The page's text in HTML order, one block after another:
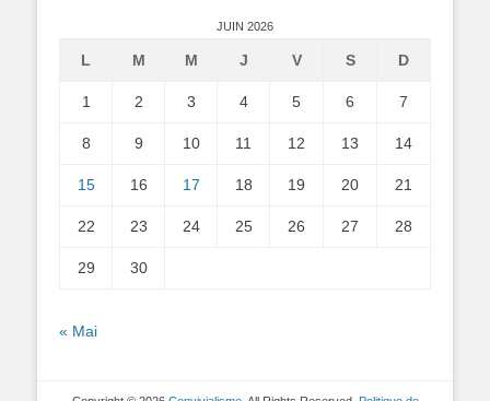
JUIN 2026
L M M J V S D
1 2 3 4 5 6 7
8 9 10 11 12 13 14
15 16 17 18 19 20 21
22 23 24 25 26 27 28
29 30
« Mai